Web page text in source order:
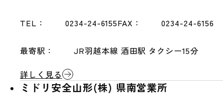
TEL： 0234-24-6155FAX： 0234-24-6156
最寄駅：
JR羽越本線 酒田駅 タクシー15分
詳しく見る
ミドリ安全山形(株) 県南営業所